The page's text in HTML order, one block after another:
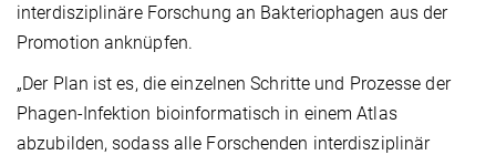
interdisziplinäre Forschung an Bakteriophagen aus der
Promotion anknüpfen.
„Der Plan ist es, die einzelnen Schritte und Prozesse der
Phagen-Infektion bioinformatisch in einem Atlas
abzubilden, sodass alle Forschenden interdisziplinär